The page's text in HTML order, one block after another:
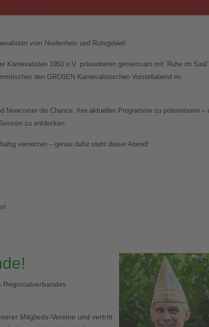
vom Niederrhein und Ruhrgebiet!
1950 e.V. präsentieren gemeinsam mit ‘Ruhe im Saal’
den GROßEN Karnevalistischen Vorstellabend im
Newcomer die Chance, ihre aktuellen Programme zu präsentieren –
zu entdecken.
vernetzen – genau dafür steht dieser Abend!
Regionalverbandes
Mitglieds-Vereine und vertritt